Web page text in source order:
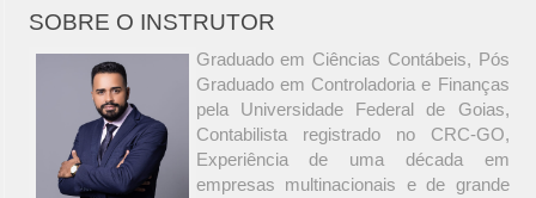
SOBRE O INSTRUTOR
Graduado em Ciências Contábeis, Pós
Graduado em Controladoria e Finanças
pela Universidade Federal de Goias,
Contabilista registrado no CRC-GO,
Experiência de uma década em
empresas multinacionais e de grande